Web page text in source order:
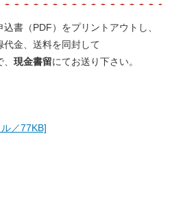
書（PDF）をプリントアウトし、
代金、送料を同封して
現金書留にてお送り下さい。
／77KB]